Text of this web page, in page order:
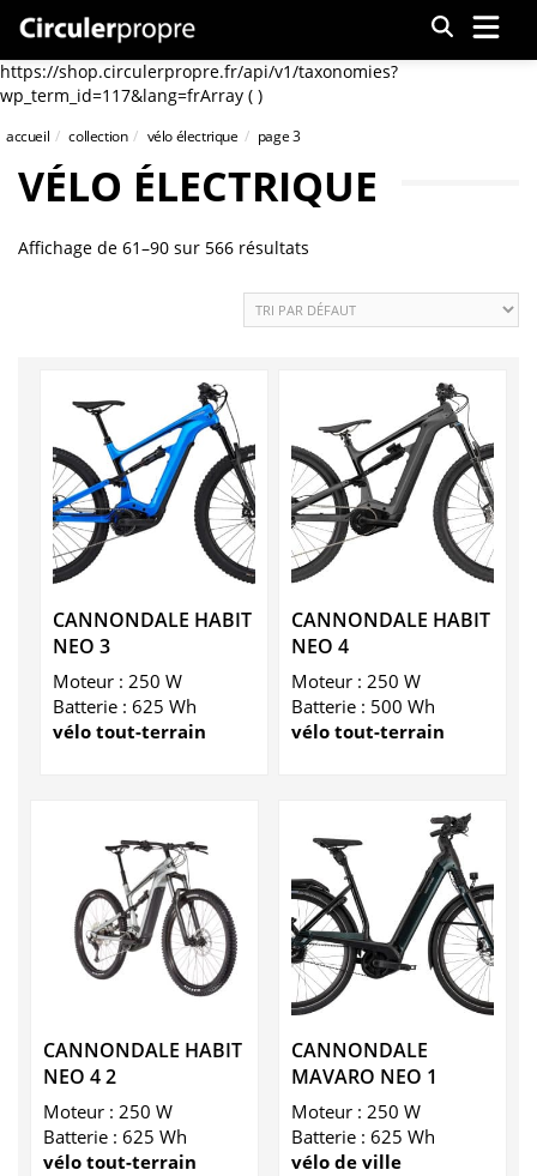
Menu
https://shop.circulerpropre.fr/api/v1/taxonomies?
wp_term_id=117&lang=frArray ( )
accueil collection vélo électrique page 3
VÉLO ÉLECTRIQUE
Affichage de 61–90 sur 566 résultats
CANNONDALE HABIT
NEO 3
Moteur : 250 W
Batterie : 625 Wh
vélo tout-terrain
CANNONDALE HABIT
NEO 4
Moteur : 250 W
Batterie : 500 Wh
vélo tout-terrain
CANNONDALE HABIT
NEO 4 2
Moteur : 250 W
Batterie : 625 Wh
vélo tout-terrain
CANNONDALE
MAVARO NEO 1
Moteur : 250 W
Batterie : 625 Wh
vélo de ville